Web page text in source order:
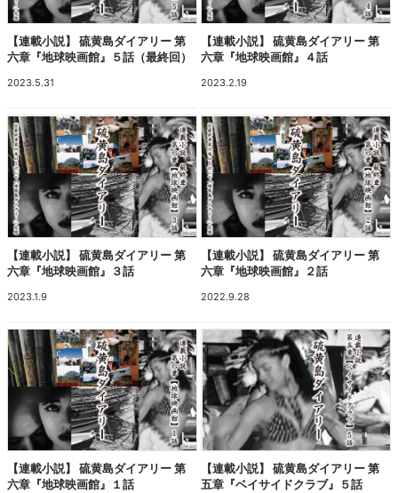
【連載小説】 硫黄島ダイアリー 第
六章『地球映画館』５話（最終回）
2023.5.31
【連載小説】 硫黄島ダイアリー 第
六章『地球映画館』４話
2023.2.19
【連載小説】 硫黄島ダイアリー 第
六章『地球映画館』３話
2023.1.9
【連載小説】 硫黄島ダイアリー 第
六章『地球映画館』２話
2022.9.28
【連載小説】 硫黄島ダイアリー 第
六章『地球映画館』１話
【連載小説】 硫黄島ダイアリー 第
五章『ベイサイドクラブ』５話